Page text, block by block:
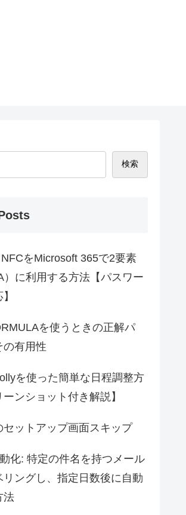
検索
をMicrosoft 365で2要素
）に利用する方法【パスワー
を使うときの正解パ
の有用性
を使った簡単な日程調整方
ンショット付き解説】
セットアップ画面スキップ
化: 特定の件名を持つメール
リングし、指定日数後に自動
法